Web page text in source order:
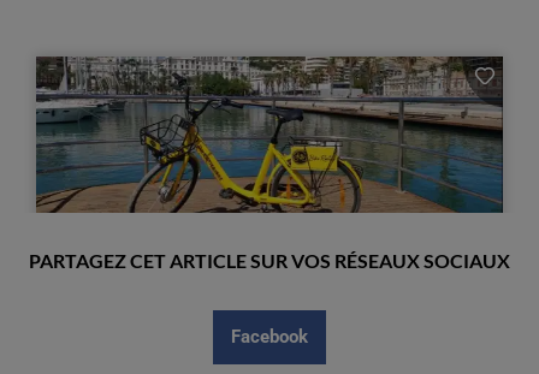
PARTAGEZ CET ARTICLE SUR VOS RÉSEAUX SOCIAUX
Facebook